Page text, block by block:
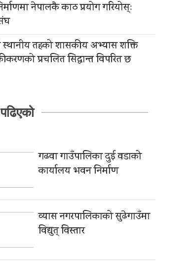
नेपालकै काठ प्रयोग गरियोस्ः
स्थानीय तहको शासकीय अभ्यास शक्ति
प्रचलित सिद्धान्त विपरित छ
गढवा गाउँपालिका दुई वडाको
कार्यालय भवन निर्माण
व्यास नगरपालिकाको सुढेगाउँमा
विद्युत् विस्तार